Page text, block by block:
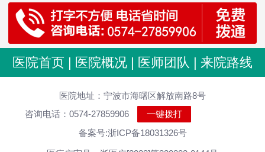
包皮过长会有影响吗 2026-07-24
包皮过长会影响生育吗 2026-07-24
包皮过长容易造成哪些危害
包皮过长会对男性带来哪些危害
男性前列腺增生有哪些早期表现呢
前列腺增生常见表现
如何及时发现自己患有前列腺增生
医院首页 | 医院概况 | 医师团队 | 来院路线
医院地址：宁波市海曙区解放南路8号
咨询电话：0574-27859906
一键拨打
备案号:浙ICP备18031326号